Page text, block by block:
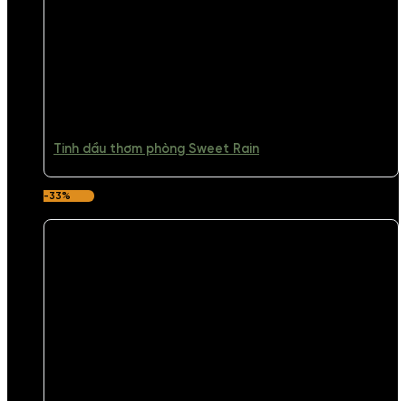
Tinh dầu thơm phòng Sweet Rain
-33%